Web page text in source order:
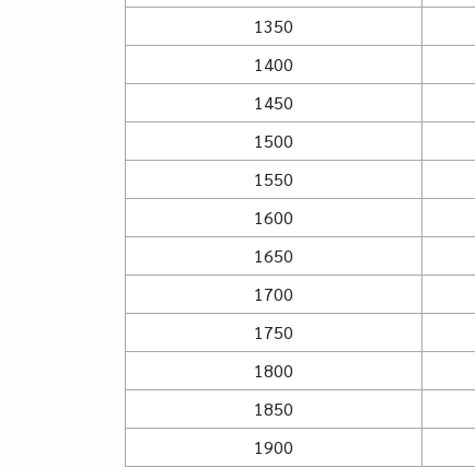
1350
1400
1450
1500
1550
1600
1650
1700
1750
1800
1850
1900